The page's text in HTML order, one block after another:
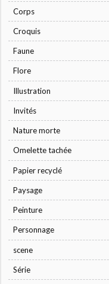
Corps
Croquis
Faune
Flore
Illustration
Invités
Nature morte
Omelette tachée
Papier recyclé
Paysage
Peinture
Personnage
scene
Série